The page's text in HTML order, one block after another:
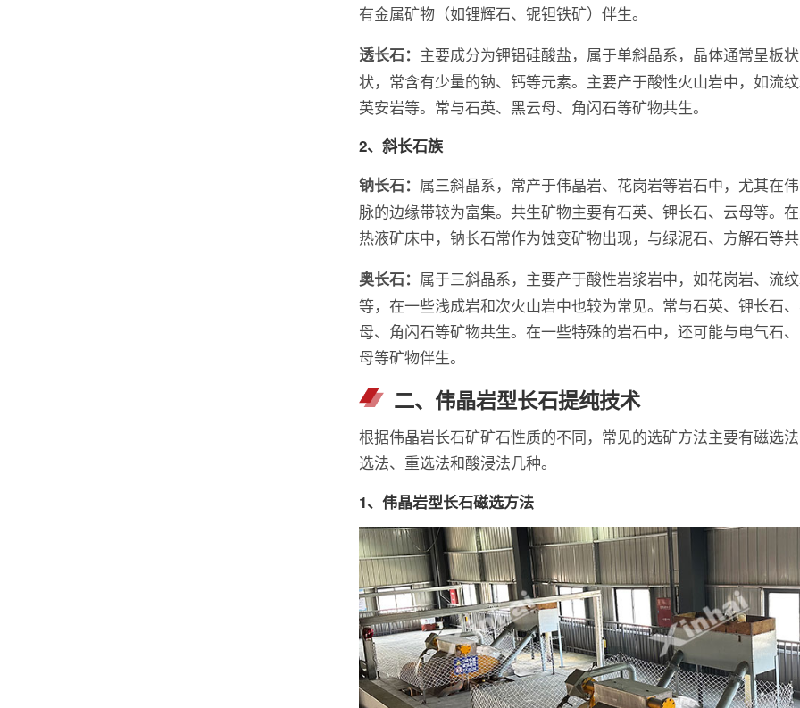
有金属矿物（如锂辉石、铌钽铁矿）伴生。
透长石： 主要成分为钾铝硅酸盐，属于单斜晶系，晶体通常呈板
状，常含有少量的钠、钙等元素。主要产于酸性火山岩中，如流
英安岩等。常与石英、黑云母、角闪石等矿物共生。
2、斜长石族
钠长石： 属三斜晶系，常产于伟晶岩、花岗岩等岩石中，尤其在
脉的边缘带较为富集。共生矿物主要有石英、钾长石、云母等。
热液矿床中，钠长石常作为蚀变矿物出现，与绿泥石、方解石等
奥长石： 属于三斜晶系，主要产于酸性岩浆岩中，如花岗岩、流
等，在一些浅成岩和次火山岩中也较为常见。常与石英、钾长石
母、角闪石等矿物共生。在一些特殊的岩石中，还可能与电气石
母等矿物伴生。
二、伟晶岩型长石提纯技术
根据伟晶岩长石矿矿石性质的不同，常见的选矿方法主要有磁选
选法、重选法和酸浸法几种。
1、伟晶岩型长石磁选方法